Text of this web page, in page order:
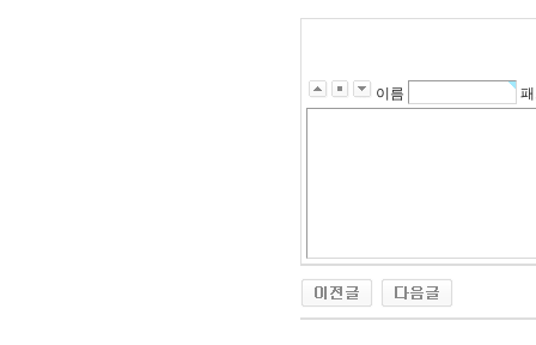
이름